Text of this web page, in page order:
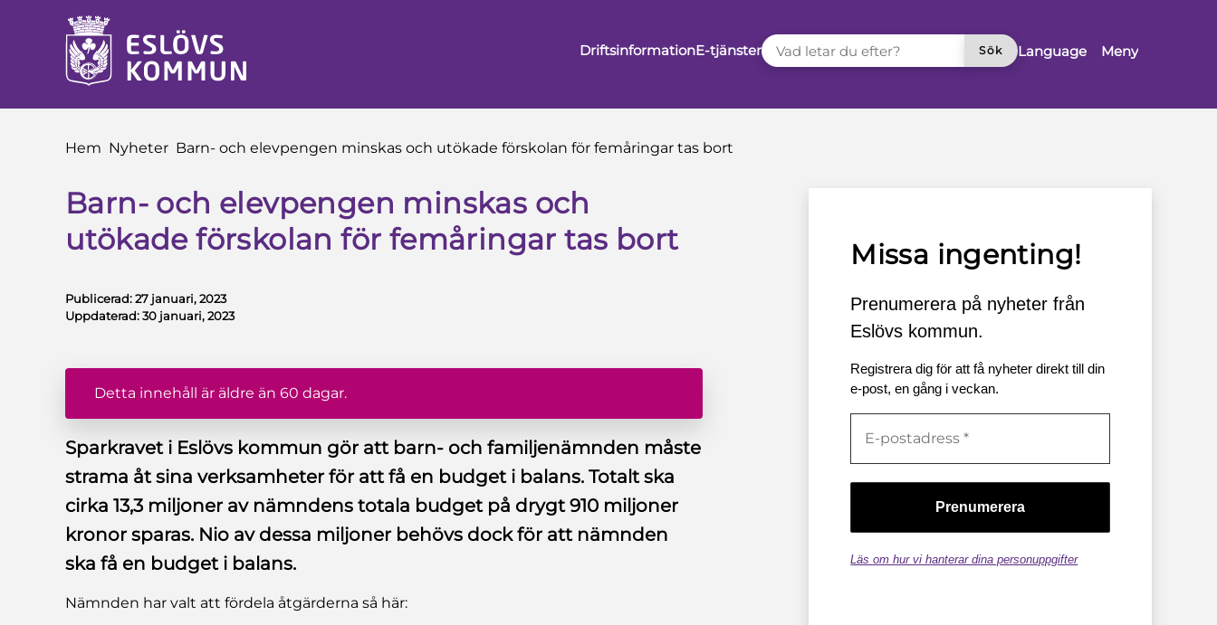
till innehåll
DriftsinformationE-tjänster
VAD LETAR DU EFTER?
Sök
Language Meny
Du är här:
Hem Nyheter Barn- och elevpengen minskas och utökade förskolan för femåringar tas bort
Barn- och elevpengen minskas och
utökade förskolan för femåringar tas bort
Publicerad:27 januari, 2023
Uppdaterad:30 januari, 2023
Detta innehåll är äldre än 60 dagar.
Sparkravet i Eslövs kommun gör att barn- och familjenämnden måste
strama åt sina verksamheter för att få en budget i balans. Totalt ska
cirka 13,3 miljoner av nämndens totala budget på drygt 910 miljoner
kronor sparas. Nio av dessa miljoner behövs dock för att nämnden
ska få en budget i balans.
Nämnden har valt att fördela åtgärderna så här:
Missa ingenting!
Prenumerera på nyheter från
Eslövs kommun.
Registrera dig för att få nyheter direkt till din
e-post, en gång i veckan.
Läs om hur vi hanterar dina personuppgifter